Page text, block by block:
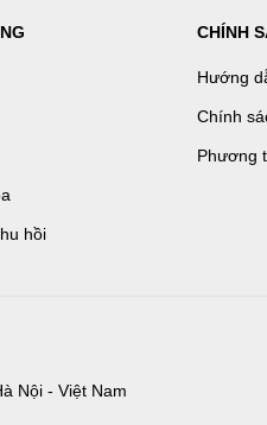
hồi
CHÍNH
Hướng
Chính
Phương
Nội - Việt Nam